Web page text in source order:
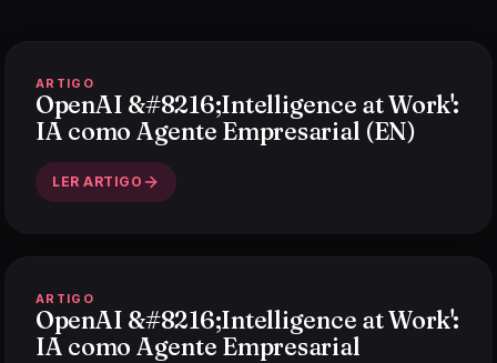
ARTIGO
OpenAI &#8216;Intelligence at Work':
IA como Agente Empresarial (EN)
LER ARTIGO
ARTIGO
OpenAI &#8216;Intelligence at Work':
IA como Agente Empresarial